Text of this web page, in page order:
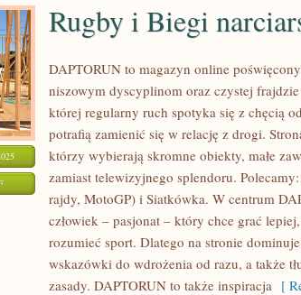
ON
NARCIARSKIE
Rugby i Biegi
DAPTORUN to magazyn online
niszowym dyscyplinom oraz czystej
której regularny ruch spotyka się z chęcią
potrafią zamienić się w relację z drogi.
którzy wybierają skromne obiekty, małe
zamiast telewizyjnego splendoru.
rajdy, MotoGP) i Siatkówka. W centrum
człowiek – pasjonat – który chce grać
rozumieć sport. Dlatego na stronie
wskazówki do wdrożenia od razu, a także
zasady. DAPTORUN to także inspiracja [